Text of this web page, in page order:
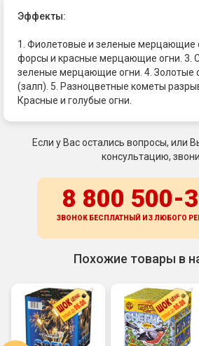
Эффекты:
1. Фиолетовые и зеленые мерцающие
форсы и красные мерцающие огни. 3.
зеленые мерцающие огни. 4. Золотые
(залп). 5. Разноцветные кометы
Красные и голубые огни.
Если у Вас остались вопросы, или
консультацию,
8 800 500-
ЗВОНОК БЕСПЛАТНЫЙ ИЗ ЛЮБОГО
Похожие товары в